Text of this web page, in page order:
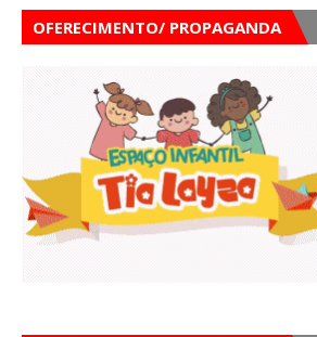
OFERECIMENTO/ PROPAGANDA